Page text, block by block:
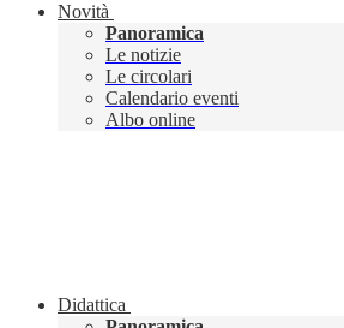
Novità
Panoramica
Le notizie
Le circolari
Calendario eventi
Albo online
Didattica